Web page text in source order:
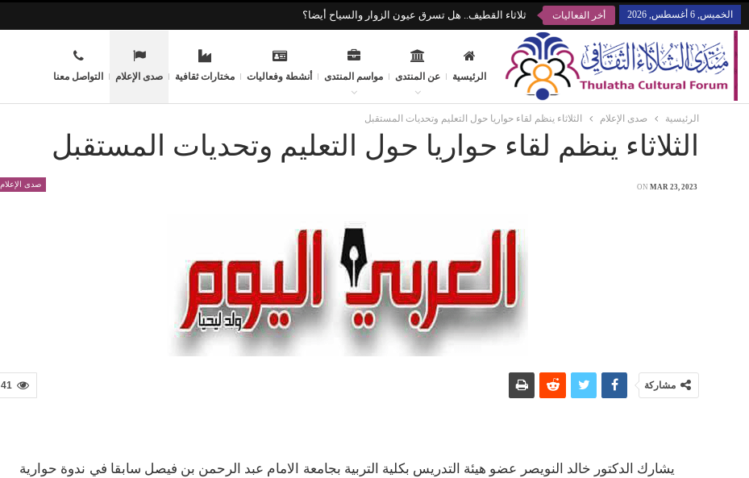
الخميس, 6 أغسطس, 2026 أخر الفعاليات ثلاثاء القطيف.. هل تسرق عيون الزوار والسياح أيضا؟
الرئيسية عن المنتدى مواسم المنتدى أنشطة وفعاليات مختارات ثقافية صدى الإعلام التواصل معنا
الرئيسية صدى الإعلام الثلاثاء ينظم لقاء حواريا حول التعليم وتحديات المستقبل
الثلاثاء ينظم لقاء حواريا حول التعليم وتحديات المستقبل
صدى الإعلام ON MAR 23, 2023
41 مشاركة
يشارك الدكتور خالد النويصر عضو هيئة التدريس بكلية التربية بجامعة الامام عبد الرحمن بن فيصل سابقا في ندوة حوارية